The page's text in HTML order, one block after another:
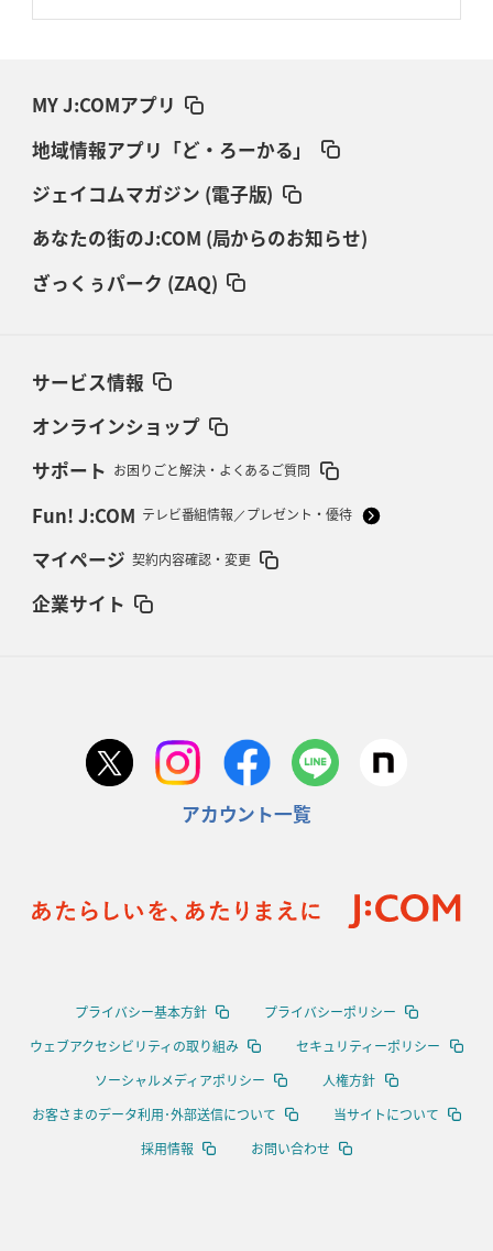
MY J:COMアプリ
地域情報アプリ「ど・ろーかる」
ジェイコムマガジン (電子版)
あなたの街のJ:COM (局からのお知らせ)
ざっくぅパーク (ZAQ)
サービス情報
オンラインショップ
サポート お困りごと解決・よくあるご質問
Fun! J:COM テレビ番組情報／プレゼント・優待
マイページ 契約内容確認・変更
企業サイト
アカウント一覧
プライバシー基本方針
プライバシーポリシー
ウェブアクセシビリティの取り組み
セキュリティーポリシー
ソーシャルメディアポリシー
人権方針
お客さまのデータ利用･外部送信について
当サイトについて
採用情報
お問い合わせ